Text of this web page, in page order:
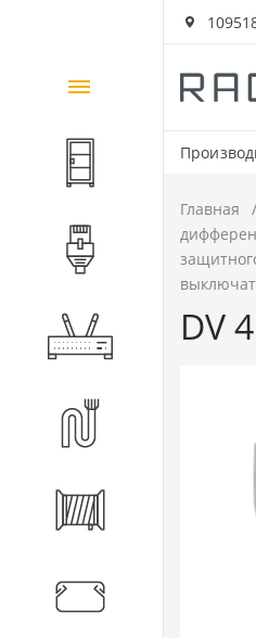
Каталог
товаров
Шкафы и
Компоненты
Активное
Главная
DV